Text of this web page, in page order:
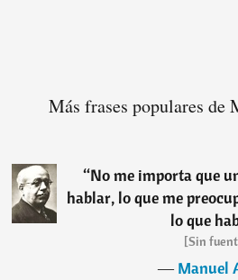
Más frases populares de
“No me importa que
hablar, lo que me
lo que
[Sin
―Manuel